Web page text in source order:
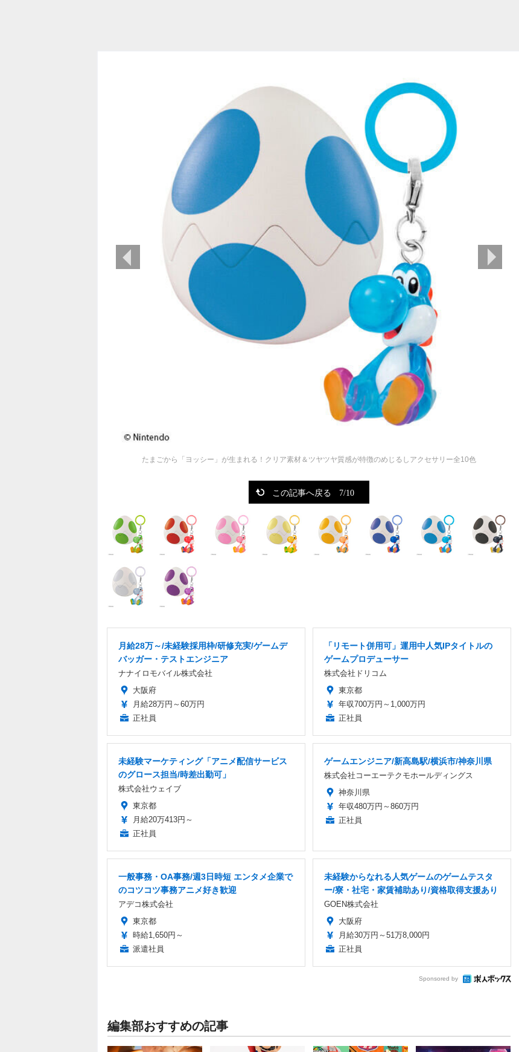
たまごから「ヨッシー」が生まれる！クリア素材＆ツヤツヤ質感が特徴のめじるしアクセサリー全10色
次の画像
この記事へ戻る 7/10
月給28万～/未経験採用枠/研修充実/ゲームデ
バッガー・テストエンジニア
ナナイロモバイル株式会社
大阪府
月給28万円～60万円
正社員
「リモート併用可」運用中人気IPタイトルの
ゲームプロデューサー
株式会社ドリコム
東京都
年収700万円～1,000万円
正社員
未経験マーケティング「アニメ配信サービス
のグロース担当/時差出勤可」
株式会社ウェイブ
東京都
月給20万413円～
正社員
ゲームエンジニア/新高島駅/横浜市/神奈川県
株式会社コーエーテクモホールディングス
神奈川県
年収480万円～860万円
正社員
一般事務・OA事務/週3日時短 エンタメ企業で
のコツコツ事務アニメ好き歓迎
アデコ株式会社
東京都
時給1,650円～
派遣社員
未経験からなれる人気ゲームのゲームテスタ
ー/寮・社宅・家賃補助あり/資格取得支援あり
GOEN株式会社
大阪府
月給30万円～51万8,000円
正社員
Sponsored by
編集部おすすめの記事